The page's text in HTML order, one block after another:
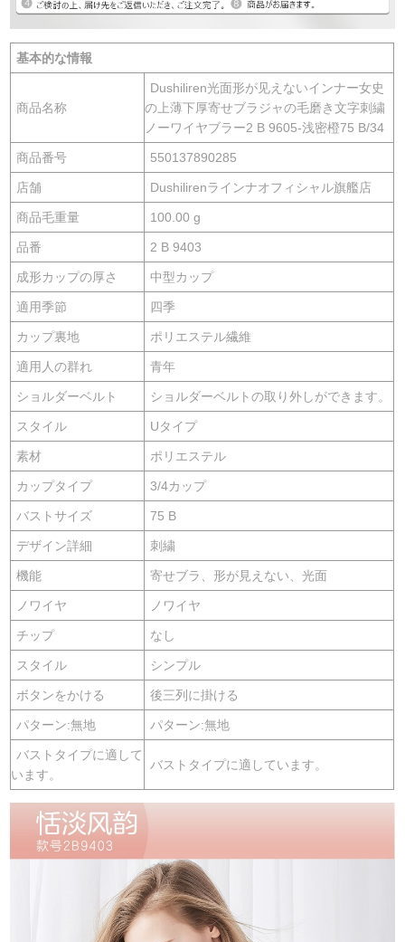
基本的な情報
商品名称
Dushiliren光面形が见えないインナー女史
の上薄下厚寄せブラジャの毛磨き文字刺繍
ノーワイヤブラー2 B 9605-浅密橙75 B/34
商品番号 550137890285
店舗 Dushilirenラインナオフィシャル旗艦店
商品毛重量 100.00 g
品番 2 B 9403
成形カップの厚さ 中型カップ
適用季節 四季
カップ裏地 ポリエステル繊維
適用人の群れ 青年
ショルダーベルト ショルダーベルトの取り外しができます。
スタイル Uタイプ
素材 ポリエステル
カップタイプ 3/4カップ
バストサイズ 75 B
デザイン詳細 刺繍
機能 寄せブラ、形が見えない、光面
ノワイヤ ノワイヤ
チップ なし
スタイル シンプル
ボタンをかける 後三列に掛ける
パターン:無地 パターン:無地
バストタイプに適して
います。
バストタイプに適しています。